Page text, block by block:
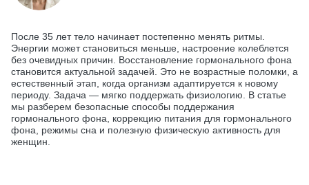
После 35 лет тело начинает постепенно менять ритмы.
Энергии может становиться меньше, настроение колеблется
без очевидных причин. Восстановление гормонального фона
становится актуальной задачей. Это не возрастные поломки, а
естественный этап, когда организм адаптируется к новому
периоду. Задача — мягко поддержать физиологию. В статье
мы разберем безопасные способы поддержания
гормонального фона, коррекцию питания для гормонального
фона, режимы сна и полезную физическую активность для
женщин.